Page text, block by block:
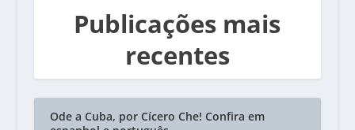
Publicações mais
recentes
Ode a Cuba, por Cícero Che! Confira em